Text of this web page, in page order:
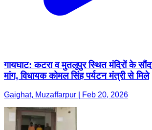
गायघाट: कटरा व मुतलूपुर स्थित मंदिरों के
मांग, विधायक कोमल सिंह पर्यटन मंत्री से मिले
Gaighat, Muzaffarpur | Feb 20, 2026